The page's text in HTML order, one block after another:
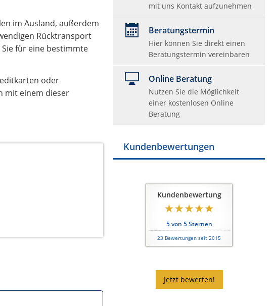
mit uns Kontakt aufzunehmen
Beratungstermin
Hier können Sie direkt einen
Beratungstermin vereinbaren
Online Beratung
Nutzen Sie die Möglichkeit
einer kostenlosen Online
Beratung
Kundenbewertungen
Kundenbewertung
5von 5Sternen
23 Bewertungen seit 2015
Jetzt bewerten!
im Ausland, außerdem
Rücktransport
für eine bestimmte
oder
mit einem dieser